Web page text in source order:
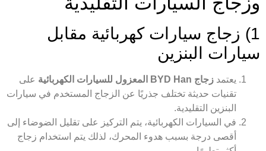
1) زجاج سيارات كهربائية مقابل
سيارات البنزين
يعتمد زجاج BYD Han المعزول للسيارات الكهربائية
على
تقنيات حديثة تختلف جذريًا عن الزجاج المستخدم في سيارات
البنزين التقليدية.
في السيارات الكهربائية، يتم التركيز على تقليل الضوضاء إلى
أقصى درجة بسبب هدوء المحرك، لذلك يتم استخدام زجاج